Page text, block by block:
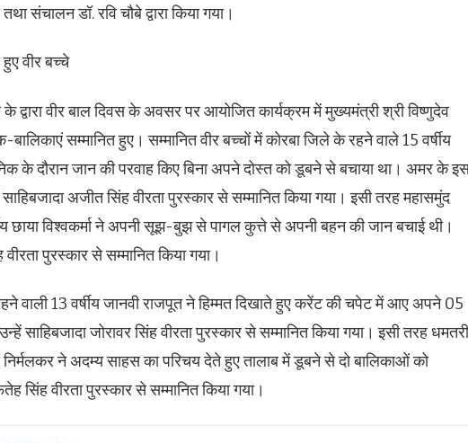
संचालन डॉ. रवि चौबे द्वारा किया गया।
वीर बच्चे
द्वारा वीर बाल दिवस के अवसर पर आयोजित कार्यक्रम में मुख्यमंत्री श्री विष्णुदेव
बालिकाएं सम्मानित हुए। सम्मानित वीर बच्चों में कोरबा जिले के रहने वाले 15 वर्षीय
के दौरान जान की परवाह किए बिना अपने दोस्त को डूबने से बचाया था। अमर के
अजीत सिंह वीरता पुरस्कार से सम्मानित किया गया। इसी तरह महासमुंद
छाया विश्वकर्मा ने अपनी सूझ-बुझ से पागल कुत्ते से अपनी बहन की जान बचाई थी।
पुरस्कार से सम्मानित किया गया।
वाली 13 वर्षीय जानवी राजपूत ने हिम्मत दिखाते हुए करेंट की चपेट में आए अपने 05
साहिबजादा जोरावर सिंह वीरता पुरस्कार से सम्मानित किया गया। इसी तरह धमतरी
निर्मलकर ने अदम्य साहस का परिचय देते हुए तालाब में डूबने से दो बालिकाओं को
सिंह वीरता पुरस्कार से सम्मानित किया गया।